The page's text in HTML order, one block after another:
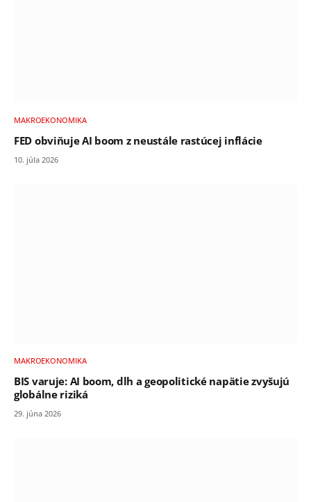
MAKROEKONOMIKA
FED obviňuje AI boom z neustále rastúcej inflácie
10. júla 2026
MAKROEKONOMIKA
BIS varuje: AI boom, dlh a geopolitické napätie zvyšujú
globálne riziká
29. júna 2026